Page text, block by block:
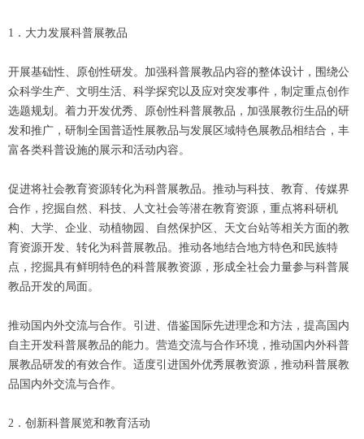
1．大力发展科普展教品
开展基础性、原创性研发。加强科普展教品内容的整体设计，围绕公
众科学生产、文明生活、科学探究以及应对突发事件，制定重点创作
选题规划。着力开发优秀、原创性科普展教品，加强展教衍生品的研
发和推广，研制全国普适性展教品与发展区域特色展教品相结合，丰
富各类科普设施的展示和活动内容。
促进将社会教育资源转化为科普展教品。推动与科技、教育、传媒界
合作，挖掘自然、科技、人文社会等潜在教育资源，重点将科研机
构、大学、企业、动植物园、自然保护区、天文台站等相关方面的教
育资源开发、转化为科普展教品。推动各地结合地方特色和民族特
点，挖掘具有鲜明特色的科普展教资源，形成全社会力量参与科普展
教品开发的局面。
推动国内外交流与合作。引进、借鉴国际先进理念和方法，提高国内
自主开发科普展教品的能力。营造交流与合作环境，推动国内外科普
展教品研发的有效合作。适度引进国外优秀展教资源，推动科普展教
品国内外交流与合作。
2．创新科普展览和教育活动